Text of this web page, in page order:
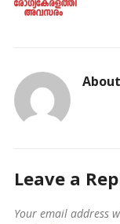
Leave a
Your email address